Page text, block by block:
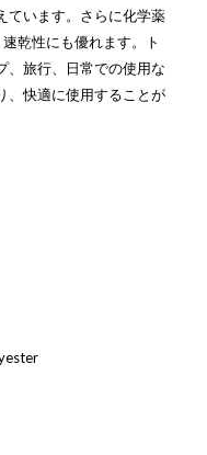
ています。さらに化学薬
乾性にも優れます。ト
、旅行、日常での使用な
、快適に使用することが